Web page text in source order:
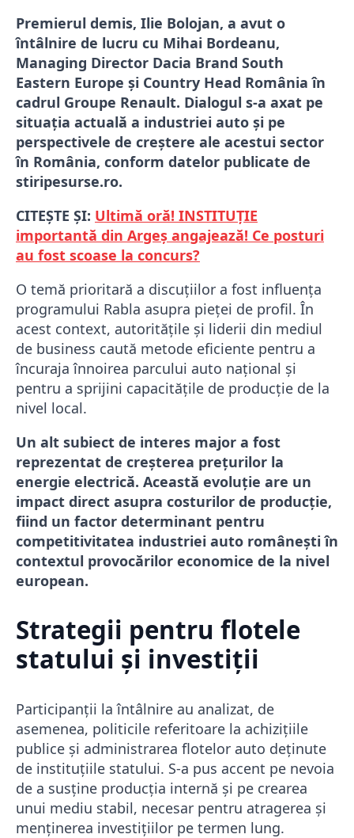
Premierul demis, Ilie Bolojan, a avut o
întâlnire de lucru cu Mihai Bordeanu,
Managing Director Dacia Brand South
Eastern Europe și Country Head România în
cadrul Groupe Renault. Dialogul s-a axat pe
situația actuală a industriei auto și pe
perspectivele de creștere ale acestui sector
în România, conform datelor publicate de
stiripesurse.ro.
CITEȘTE ȘI: Ultimă oră! INSTITUȚIE
importantă din Argeș angajează! Ce posturi
au fost scoase la concurs?
O temă prioritară a discuțiilor a fost influența
programului Rabla asupra pieței de profil. În
acest context, autoritățile și liderii din mediul
de business caută metode eficiente pentru a
încuraja înnoirea parcului auto național și
pentru a sprijini capacitățile de producție de la
nivel local.
Un alt subiect de interes major a fost
reprezentat de creșterea prețurilor la
energie electrică. Această evoluție are un
impact direct asupra costurilor de producție,
fiind un factor determinant pentru
competitivitatea industriei auto românești în
contextul provocărilor economice de la nivel
european.
Strategii pentru flotele
statului și investiții
Participanții la întâlnire au analizat, de
asemenea, politicile referitoare la achizițiile
publice și administrarea flotelor auto deținute
de instituțiile statului. S-a pus accent pe nevoia
de a susține producția internă și pe crearea
unui mediu stabil, necesar pentru atragerea și
menținerea investițiilor pe termen lung.